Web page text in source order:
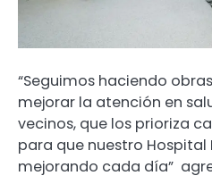
“Seguimos haciendo
mejorar la atención en
vecinos, que los prioriza
para que nuestro Hospital
mejorando cada día”